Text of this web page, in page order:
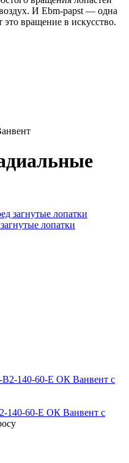
И Ebm-papst — одна
вращение в искусство.
загнутые лопатки
лопатки
140-60-Е ОК Ванвент с